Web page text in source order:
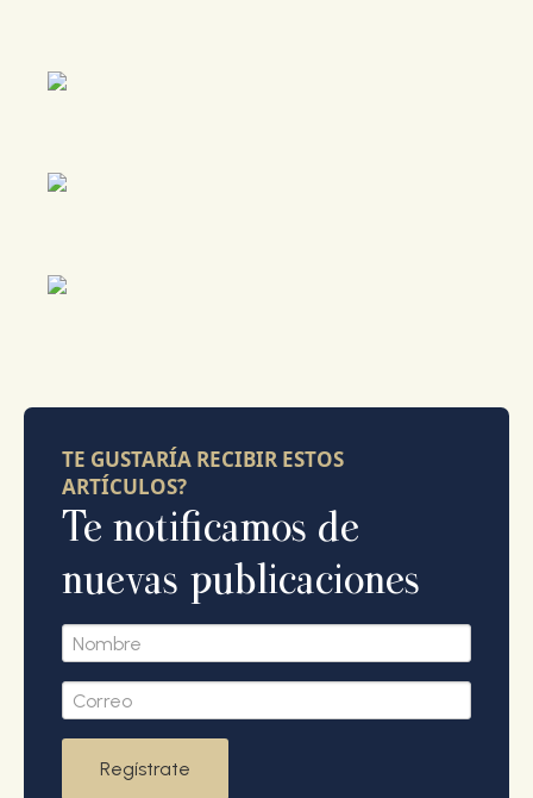
TE GUSTARÍA RECIBIR ESTOS
ARTÍCULOS?
Te notificamos de
nuevas publicaciones
Regístrate